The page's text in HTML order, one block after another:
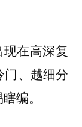
在高深复
门、越细分
编。